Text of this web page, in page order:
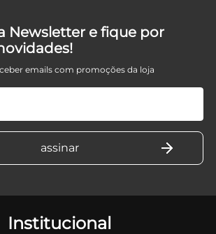
Newsletter e fique por
emails com promoções da loja
Institucional